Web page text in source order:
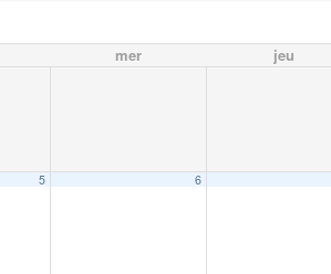
mer jeu
5 6